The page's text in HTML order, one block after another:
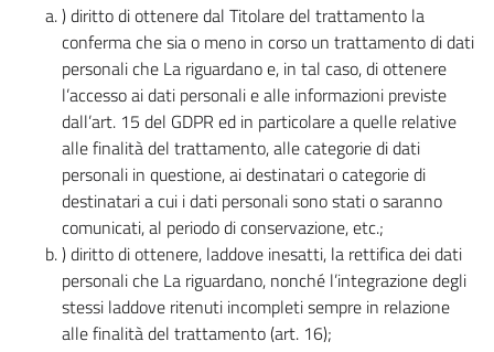
) diritto di ottenere dal Titolare del trattamento la
conferma che sia o meno in corso un trattamento di dati
personali che La riguardano e, in tal caso, di ottenere
l’accesso ai dati personali e alle informazioni previste
dall’art. 15 del GDPR ed in particolare a quelle relative
alle finalità del trattamento, alle categorie di dati
personali in questione, ai destinatari o categorie di
destinatari a cui i dati personali sono stati o saranno
comunicati, al periodo di conservazione, etc.;
) diritto di ottenere, laddove inesatti, la rettifica dei dati
personali che La riguardano, nonché l’integrazione degli
stessi laddove ritenuti incompleti sempre in relazione
alle finalità del trattamento (art. 16);